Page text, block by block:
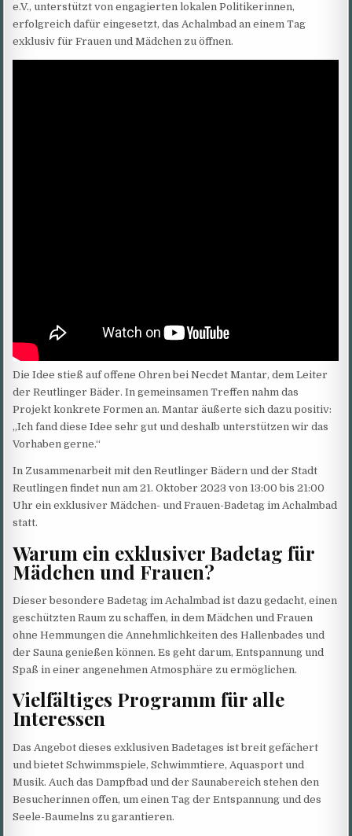
e.V., unterstützt von engagierten lokalen Politikerinnen,
erfolgreich dafür eingesetzt, das Achalmbad an einem Tag
exklusiv für Frauen und Mädchen zu öffnen.
Die Idee stieß auf offene Ohren bei Necdet Mantar, dem Leiter
der Reutlinger Bäder. In gemeinsamen Treffen nahm das
Projekt konkrete Formen an. Mantar äußerte sich dazu positiv:
„Ich fand diese Idee sehr gut und deshalb unterstützen wir das
Vorhaben gerne.“
In Zusammenarbeit mit den Reutlinger Bädern und der Stadt
Reutlingen findet nun am 21. Oktober 2023 von 13:00 bis 21:00
Uhr ein exklusiver Mädchen- und Frauen-Badetag im Achalmbad
statt.
Warum ein exklusiver Badetag für
Mädchen und Frauen?
Dieser besondere Badetag im Achalmbad ist dazu gedacht, einen
geschützten Raum zu schaffen, in dem Mädchen und Frauen
ohne Hemmungen die Annehmlichkeiten des Hallenbades und
der Sauna genießen können. Es geht darum, Entspannung und
Spaß in einer angenehmen Atmosphäre zu ermöglichen.
Vielfältiges Programm für alle
Interessen
Das Angebot dieses exklusiven Badetages ist breit gefächert
und bietet Schwimmspiele, Schwimmtiere, Aquasport und
Musik. Auch das Dampfbad und der Saunabereich stehen den
Besucherinnen offen, um einen Tag der Entspannung und des
Seele-Baumelns zu garantieren.